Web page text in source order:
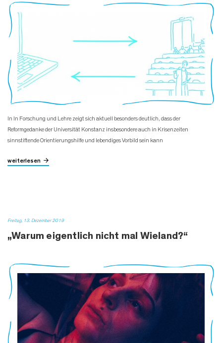
In In Forschung und Lehre zeigt sich aktuell besonders deutlich, dass der
Reformgedanke der Universität Konstanz insbesondere auch in Krisenzeiten
sinnstiftende Orientierungshilfe und lebendiges Vorbild sein kann
weiterlesen
Freitag, 13. Dezember 2019
„Warum eigentlich nicht mal Wieland?“